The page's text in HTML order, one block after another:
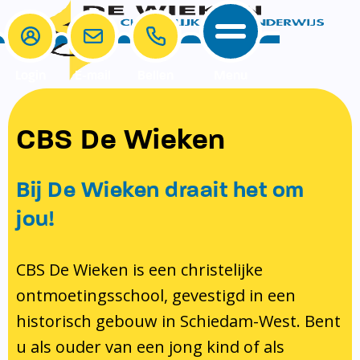
School
School
Onze visie rondom christelijke
identiteit
Pedagogisch klimaat en veiligheid
Bibliotheek
Ondersteuning
Ouders
MR & GMR
Aanmelden nieuwe leerling
Verlof aanvragen
Bibliotheek op school
Te weinig geld?
Contact
E-mail
CBS De Wieken
Bij De Wieken draait het om
jou!
CBS De Wieken is een christelijke
ontmoetingsschool, gevestigd in een
historisch gebouw in Schiedam-West. Bent
u als ouder van een jong kind of als